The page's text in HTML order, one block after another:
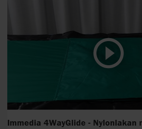
Immedia 4WayGlide - Nylonlakan